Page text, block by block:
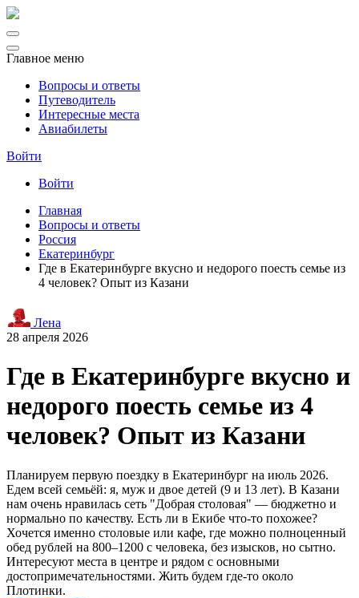
Главное меню
Вопросы и ответы
Путеводитель
Интересные места
Авиабилеты
Войти
Войти
Главная
Вопросы и ответы
Россия
Екатеринбург
Где в Екатеринбурге вкусно и недорого поесть семье из
4 человек? Опыт из Казани
Лена
28 апреля 2026
Где в Екатеринбурге вкусно и
недорого поесть семье из 4
человек? Опыт из Казани
Планируем первую поездку в Екатеринбург на июль 2026.
Едем всей семьёй: я, муж и двое детей (9 и 13 лет). В Казани
нам очень нравилась сеть "Добрая столовая" — бюджетно и
нормально по качеству. Есть ли в Екибе что-то похожее?
Хочется именно столовые или кафе, где можно полноценный
обед рублей на 800–1200 с человека, без изысков, но сытно.
Интересуют места в центре и рядом с основными
достопримечательностями. Жить будем где-то около
Плотинки.